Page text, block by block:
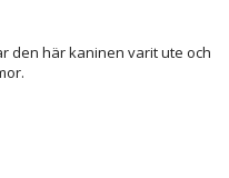
den här kaninen varit ute och